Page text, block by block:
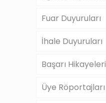
Fuar Duyuruları
İhale Duyuruları
Başarı Hikayeleri
Üye Röportajları